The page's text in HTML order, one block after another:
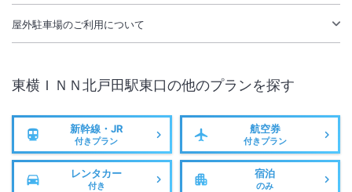
駐車場あり
屋外駐車場のご利用について
東横ＩＮＮ北戸田駅東口の他のプランを探す
新幹線・JR
付きプラン
航空券
付きプラン
レンタカー
付き
宿泊
のみ